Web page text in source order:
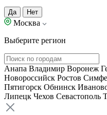
Да Нет
Москва
Выберите регион
Анапа Владимир Воронеж
Новороссийск Ростов
Пятигорск Обнинск
Липецк Чехов Севастополь